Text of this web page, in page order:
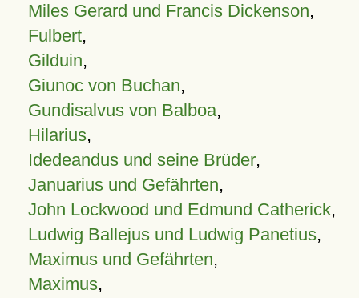
Miles Gerard und Francis Dickenson,
Fulbert,
Gilduin,
Giunoc von Buchan,
Gundisalvus von Balboa,
Hilarius,
Idedeandus und seine Brüder,
Januarius und Gefährten,
John Lockwood und Edmund Catherick,
Ludwig Ballejus und Ludwig Panetius,
Maximus und Gefährten,
Maximus,